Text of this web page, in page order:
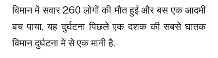
विमान में सवार 260 लोगों की मौत हुई और बस एक आदमी
बच पाया. यह दुर्घटना पिछले एक दशक की सबसे घातक
विमान दुर्घटना में से एक मानी है.